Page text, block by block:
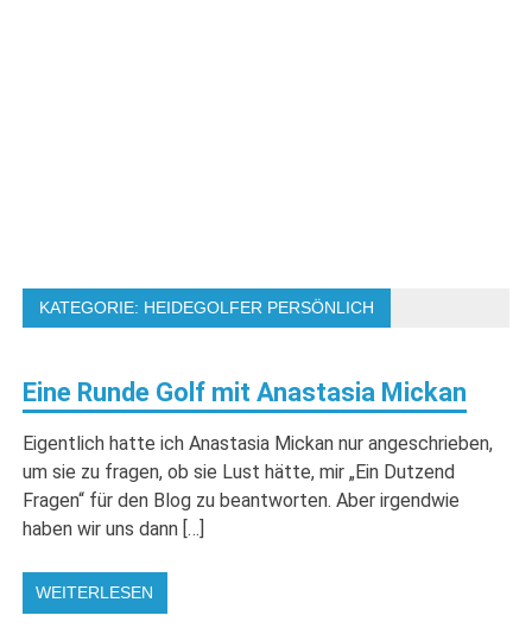
KATEGORIE: HEIDEGOLFER PERSÖNLICH
Eine Runde Golf mit Anastasia Mickan
Eigentlich hatte ich Anastasia Mickan nur angeschrieben,
um sie zu fragen, ob sie Lust hätte, mir „Ein Dutzend
Fragen“ für den Blog zu beantworten. Aber irgendwie
haben wir uns dann […]
WEITERLESEN